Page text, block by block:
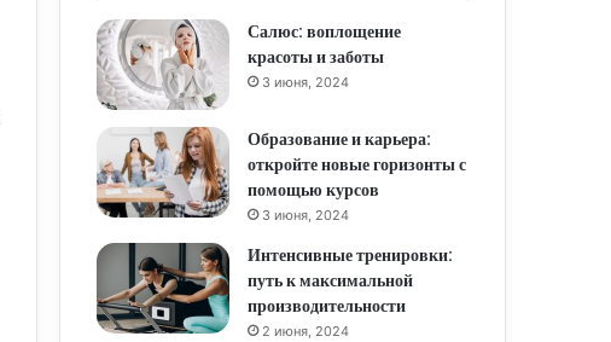
Салюс: воплощение
красоты и заботы
3 июня, 2024
Образование и карьера:
откройте новые горизонты с
помощью курсов
3 июня, 2024
Интенсивные тренировки:
путь к максимальной
производительности
2 июня, 2024